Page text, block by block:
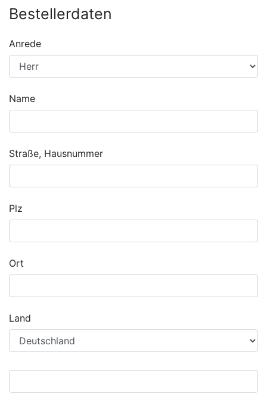
Bestellerdaten
Anrede
Name
Straße, Hausnummer
Plz
Ort
Land